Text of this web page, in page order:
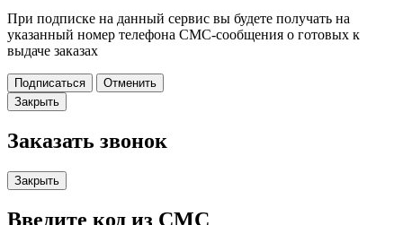
При подписке на данный сервис вы будете получать на
указанный номер телефона СМС-сообщения о готовых к
выдаче заказах
Подписаться
Отменить
Закрыть
Заказать звонок
Закрыть
Введите код из СМС